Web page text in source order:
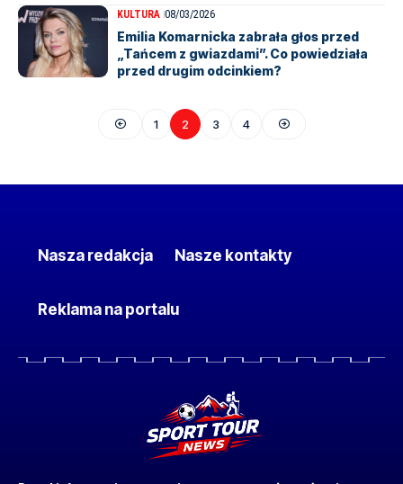
KULTURA 08/03/2026
Emilia Komarnicka zabrała głos przed
„Tańcem z gwiazdami”. Co powiedziała
przed drugim odcinkiem?
1 2 3 4
Nasza redakcja Nasze kontakty
Reklama na portalu